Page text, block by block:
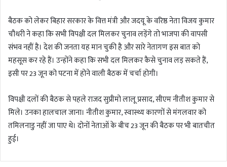
बैठक को लेकर बिहार सरकार के वित्त मंत्री और जदयू के वरिष्ठ नेता विजय कुमार
चौधरी ने कहा कि सभी विपक्षी दल मिलकर चुनाव लड़ेंगे तो भाजपा की वापसी
संभव नहीं है। देश की जनता यह मान चुकी है और सारे नेतागण इस बात को
महसूस कर रहे हैं। उन्होंने कहा कि सभी दल मिलकर कैसे चुनाव लड़ सकते हैं,
इसी पर 23 जून को पटना में होने वाली बैठक में चर्चा होगी।
विपक्षी दलों की बैठक से पहले राजद सुप्रीमो लालू प्रसाद, सीएम नीतीश कुमार से
मिले। उनका हालचाल जाना। नीतीश कुमार, स्वास्थ्य कारणों से मंगलवार को
तमिलनाडु नहीं जा पाए थे। दोनों नेताओं के बीच 23 जून की बैठक पर भी बातचीत
हुई।